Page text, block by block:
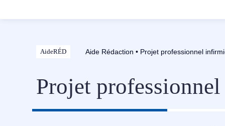
AideRÉD Aide Rédaction • Projet professionnel
Projet